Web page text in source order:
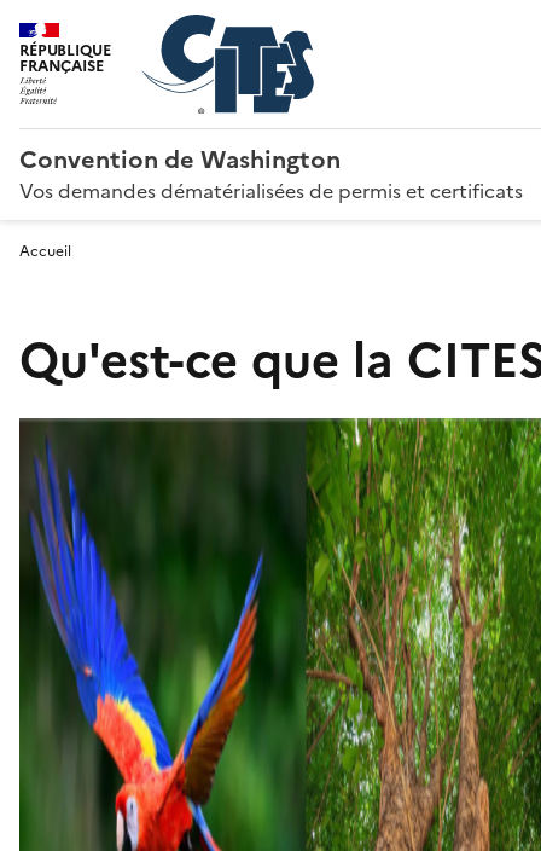
RÉPUBLIQUE
FRANÇAISE
Convention de Washington
Vos demandes dématérialisées de permis et certificats
Accueil
Qu'est-ce que la